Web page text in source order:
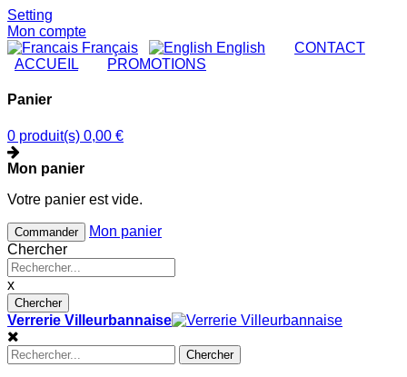
Setting
Mon compte
Français
English CONTACT
ACCUEIL
PROMOTIONS
Panier
0 produit(s) 0,00 €
Mon panier
Votre panier est vide.
Commander
Mon panier
Chercher
x
Chercher
Verrerie Villeurbannaise
Chercher